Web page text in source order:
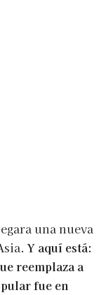
una nueva
Y aquí está:
reemplaza a
fue en